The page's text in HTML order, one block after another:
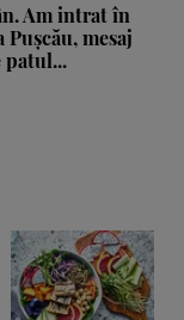
Am intrat în
Pușcău, mesaj
patul...